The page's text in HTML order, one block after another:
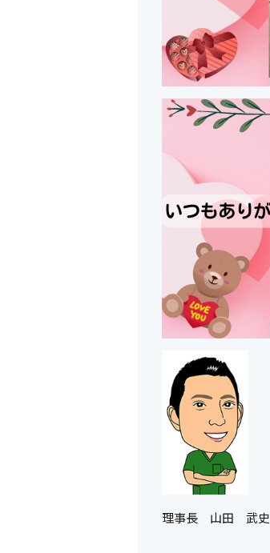
理事長 山田 武史